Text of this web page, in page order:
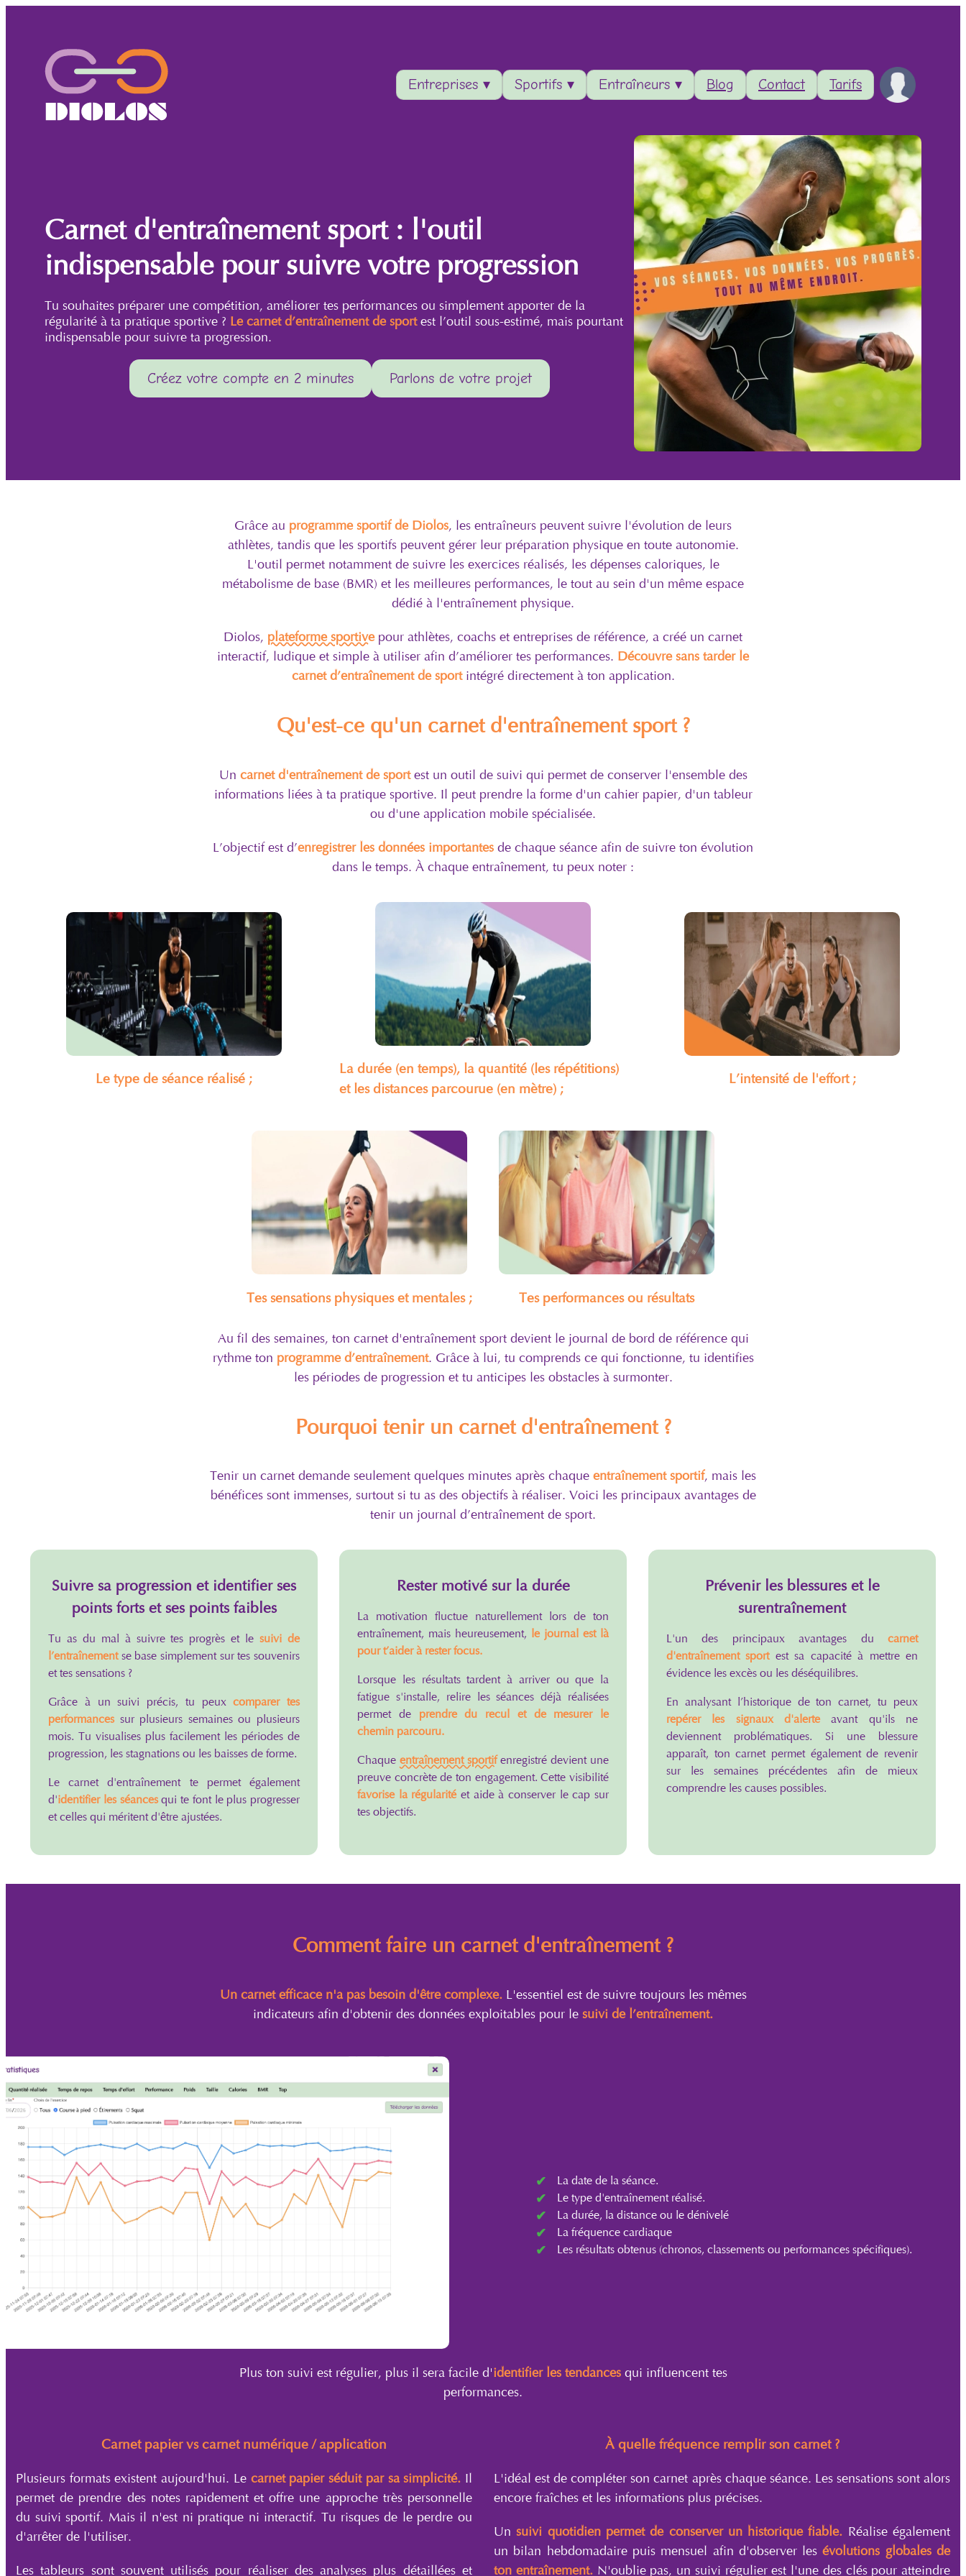
Entreprises ▾ Sportifs ▾ Entraîneurs ▾ Blog Contact Tarifs
Carnet d'entraînement sport : l'outil
indispensable pour suivre votre progression
Tu souhaites préparer une compétition, améliorer tes performances ou simplement apporter de la
régularité à ta pratique sportive ? Le carnet d’entraînement de sportest l’outil sous-estimé, mais pourtant
indispensable pour suivre ta progression.
Créez votre compte en 2 minutes Parlons de votre projet
Grâce au programme sportif de Diolos, les entraîneurs peuvent suivre l'évolution de leurs
athlètes, tandis que les sportifs peuvent gérer leur préparation physique en toute autonomie.
L'outil permet notamment de suivre les exercices réalisés, les dépenses caloriques, le
métabolisme de base (BMR) et les meilleures performances, le tout au sein d'un même espace
dédié à l'entraînement physique.
Diolos, plateforme sportivepour athlètes, coachs et entreprises de référence, a créé un carnet
interactif, ludique et simple à utiliser afin d’améliorer tes performances. Découvre sans tarder le
carnet d’entraînement de sportintégré directement à ton application.
Qu'est-ce qu'un carnet d'entraînement sport ?
Un carnet d'entraînement de sportest un outil de suivi qui permet de conserver l'ensemble des
informations liées à ta pratique sportive. Il peut prendre la forme d'un cahier papier, d'un tableur
ou d'une application mobile spécialisée.
L’objectif est d’enregistrer les données importantes de chaque séance afin de suivre ton évolution
dans le temps. À chaque entraînement, tu peux noter :
Le type de séance réalisé ;
La durée (en temps), la quantité (les répétitions)
et les distances parcourue (en mètre) ;
L’intensité de l'effort ;
Tes sensations physiques et mentales; Tes performances ou résultats
Au fil des semaines, ton carnet d'entraînement sport devient le journal de bord de référence qui
rythme ton programme d’entraînement. Grâce à lui, tu comprends ce qui fonctionne, tu identifies
les périodes de progression et tu anticipes les obstacles à surmonter.
Pourquoi tenir un carnet d'entraînement ?
Tenir un carnet demande seulement quelques minutes après chaque entraînement sportif, mais les
bénéfices sont immenses, surtout si tu as des objectifs à réaliser. Voici les principaux avantages de
tenir un journal d’entraînement de sport.
Suivre sa progression et identifier ses
points forts et ses points faibles
Tu as du mal à suivre tes progrès et lesuivi de
l’entraînementse base simplement sur tes souvenirs
et tes sensations ?
Grâce à un suivi précis, tu peuxcomparer tes
performancessur plusieurs semaines ou plusieurs
mois. Tu visualises plus facilement les périodes de
progression, les stagnations ou les baisses de forme.
Le carnet d'entraînement te permet également
d'identifier les séancesqui te font le plus progresser
et celles qui méritent d'être ajustées.
Rester motivé sur la durée
La motivation fluctue naturellement lors de ton
entraînement, mais heureusement, le journal est là
pour t’aider à rester focus.
Lorsque les résultats tardent à arriver ou que la
fatigue s'installe, relire les séances déjà réalisées
permet de prendre du recul et de mesurer le
chemin parcouru.
Chaque entraînement sportifenregistré devient une
preuve concrète de ton engagement. Cette visibilité
favorise la régularitéet aide à conserver le cap sur
tes objectifs.
Prévenir les blessures et le
surentraînement
L'un des principaux avantages du carnet
d'entraînement sportest sa capacité à mettre en
évidence les excès ou les déséquilibres.
En analysant l’historique de ton carnet, tu peux
repérer les signaux d'alerteavant qu'ils ne
deviennent problématiques. Si une blessure
apparaît, ton carnet permet également de revenir
sur les semaines précédentes afin de mieux
comprendre les causes possibles.
Comment faire un carnet d'entraînement ?
Un carnet efficace n'a pas besoin d'être complexe.L'essentiel est de suivre toujours les mêmes
indicateurs afin d'obtenir des données exploitables pour le suivi de l’entraînement.
La date de la séance.
Le type d'entraînement réalisé.
La durée, la distance ou le dénivelé
La fréquence cardiaque
Les résultats obtenus (chronos, classements ou performances spécifiques).
Plus ton suivi est régulier, plus il sera facile d'identifier les tendancesqui influencent tes
performances.
Carnet papier vs carnet numérique / application
Plusieurs formats existent aujourd'hui. Le carnet papier séduit par sa simplicité. Il
permet de prendre des notes rapidement et offre une approche très personnelle
du suivi sportif. Mais il n'est ni pratique ni interactif. Tu risques de le perdre ou
d'arrêter de l'utiliser.
Les tableurs sont souvent utilisés pour réaliser des analyses plus détaillées et
À quelle fréquence remplir son carnet ?
L'idéal est de compléter son carnet après chaque séance. Les sensations sont alors
encore fraîches et les informations plus précises.
Unsuivi quotidien permet de conserver un historique fiable. Réalise également
un bilan hebdomadaire puis mensuel afin d'observer lesévolutions globales de
ton entraînement.N'oublie pas, un suivi régulier est l'une des clés pour atteindre